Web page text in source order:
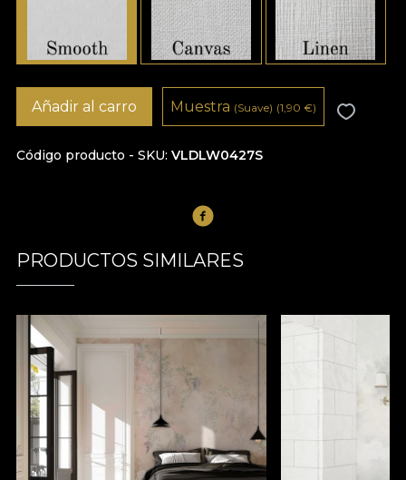
Código producto - SKU VLDLW0427S
Añadir al carro Muestra (Suave) (1,90 €)
PRODUCTOS SIMILARES